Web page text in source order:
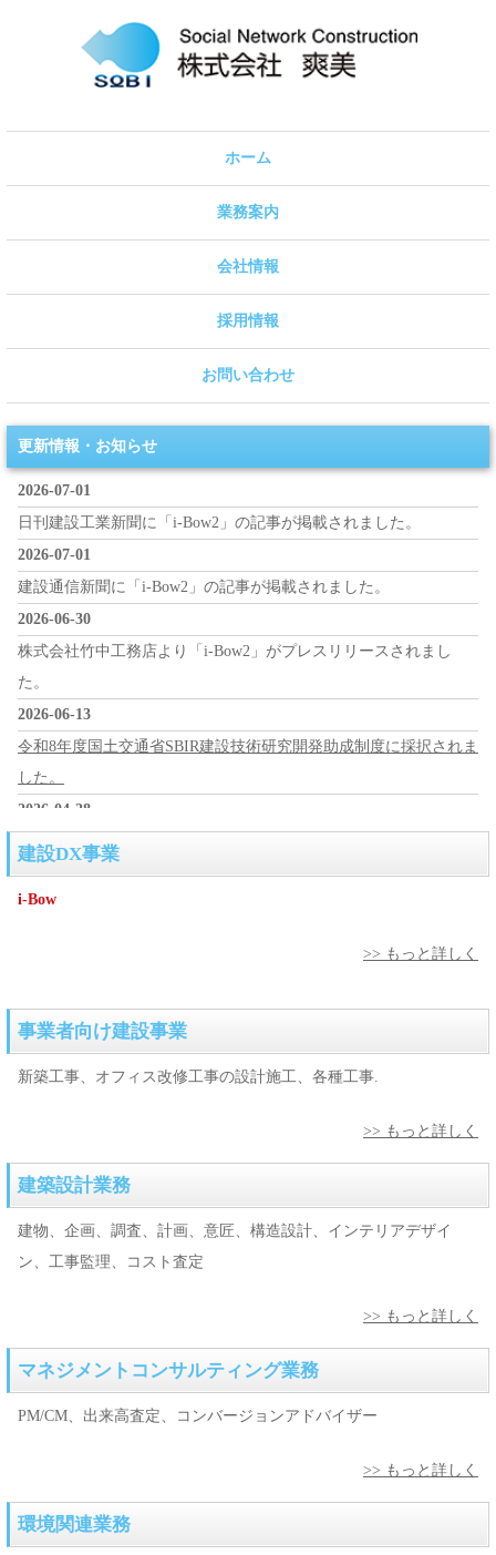
ホーム
業務案内
会社情報
採用情報
お問い合わせ
更新情報・お知らせ
2026-07-01
日刊建設工業新聞に「i-Bow2」の記事が掲載されました。
2026-07-01
建設通信新聞に「i-Bow2」の記事が掲載されました。
2026-06-30
株式会社竹中工務店より「i-Bow2」がプレスリリースされまし
た。
2026-06-13
令和8年度国土交通省SBIR建設技術研究開発助成制度に採択されま
した。
2026-04-28
線形画像検出「SkechToGcode」アプリ（試行版）が完成しまし
た。
2026-04-01
2026-03-12
「建材切断加工支援システム」の特許を出願しました。
シンガポールBCA内、建設イノベーションフォーラムに出展しま
した。
2026-01-10
「i-Bow2」で化粧ケイカル板・不燃化粧板セラールの切断実験に
成功しました。
日本音響エンジニアリング㈱タカラスタンダード無響室移設工事
に「i-Bow2」を導入しました。
2025-12-26
AI SVG変換解釈一体型アプリが完成しました。
近代建築11月号に「i-Bow2」の広告が掲載されました。
2025-10-15
関大一高一中校舎建替工事Ⅱ期に「i-Bow2」を導入しました。
建設DX事業
i-Bow
>> もっと詳しく
事業者向け建設事業
新築工事、オフィス改修工事の設計施工、各種工事.
>> もっと詳しく
建築設計業務
建物、企画、調査、計画、意匠、構造設計、インテリアデザイ
ン、工事監理、コスト査定
>> もっと詳しく
マネジメントコンサルティング業務
PM/CM、出来高査定、コンバージョンアドバイザー
>> もっと詳しく
環境関連業務